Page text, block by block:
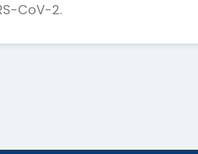
CoV-2.